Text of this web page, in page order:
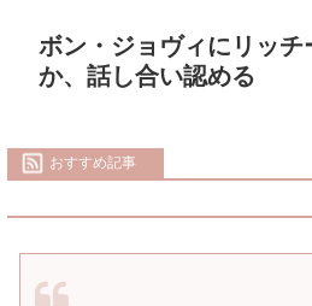
ボン・ジョヴィにリッ
か、話し合い認める
おすすめ記事